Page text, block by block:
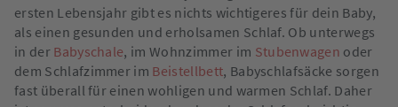
ersten Lebensjahr gibt es nichts wichtigeres für dein Baby,
als einen gesunden und erholsamen Schlaf. Ob unterwegs
in der Babyschale, im Wohnzimmer im Stubenwagen oder
dem Schlafzimmer im Beistellbett, Babyschlafsäcke sorgen
fast überall für einen wohligen und warmen Schlaf. Daher